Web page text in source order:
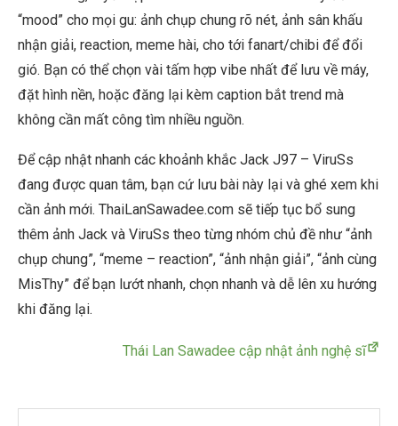
“mood” cho mọi gu: ảnh chụp chung rõ nét, ảnh sân khấu
nhận giải, reaction, meme hài, cho tới fanart/chibi để đổi
gió. Bạn có thể chọn vài tấm hợp vibe nhất để lưu về máy,
đặt hình nền, hoặc đăng lại kèm caption bắt trend mà
không cần mất công tìm nhiều nguồn.
Để cập nhật nhanh các khoảnh khắc Jack J97 – ViruSs
đang được quan tâm, bạn cứ lưu bài này lại và ghé xem khi
cần ảnh mới. ThaiLanSawadee.com sẽ tiếp tục bổ sung
thêm ảnh Jack và ViruSs theo từng nhóm chủ đề như “ảnh
chụp chung”, “meme – reaction”, “ảnh nhận giải”, “ảnh cùng
MisThy” để bạn lướt nhanh, chọn nhanh và dễ lên xu hướng
khi đăng lại.
Thái Lan Sawadee cập nhật ảnh nghệ sĩ